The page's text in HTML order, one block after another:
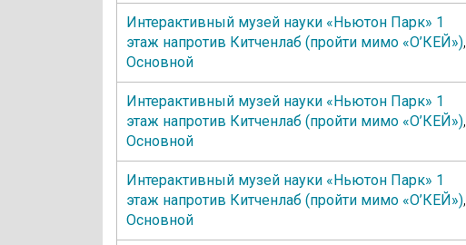
Интерактивный музей науки «Ньютон Парк» 1
этаж напротив Китченлаб (пройти мимо «О’КЕЙ»),
Основной
Интерактивный музей науки «Ньютон Парк» 1
этаж напротив Китченлаб (пройти мимо «О’КЕЙ»),
Основной
Интерактивный музей науки «Ньютон Парк» 1
этаж напротив Китченлаб (пройти мимо «О’КЕЙ»),
Основной